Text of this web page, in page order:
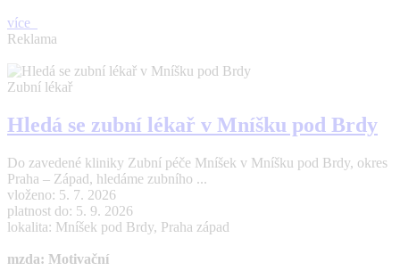
více
Reklama
Zubní lékař
Hledá se zubní lékař v Mníšku pod Brdy
Do zavedené kliniky Zubní péče Mníšek v Mníšku pod Brdy, okres
Praha – Západ, hledáme zubního ...
vloženo: 5. 7. 2026
platnost do: 5. 9. 2026
lokalita: Mníšek pod Brdy, Praha západ
mzda: Motivační